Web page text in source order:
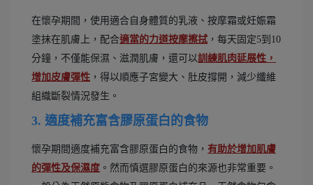
在懷孕期間，使用適合自身體質的乳液、按摩霜或妊娠霜
塗抹在肌膚上，配合適當的力道按摩擦拭 ，每天固定5到10
分鐘，不僅能保濕、滋潤肌膚，還可以訓練肌肉延展性，
增加皮膚彈性 ，得以順應子宮變大、肚皮撐開，減少纖維
組織斷裂情況發生。
3. 適度補充富含膠原蛋白的食物
懷孕期間適度補充富含膠原蛋白的食物， 有助於增加肌膚
的彈性及保濕度 。然而慎選膠原蛋白的來源也非常重要。